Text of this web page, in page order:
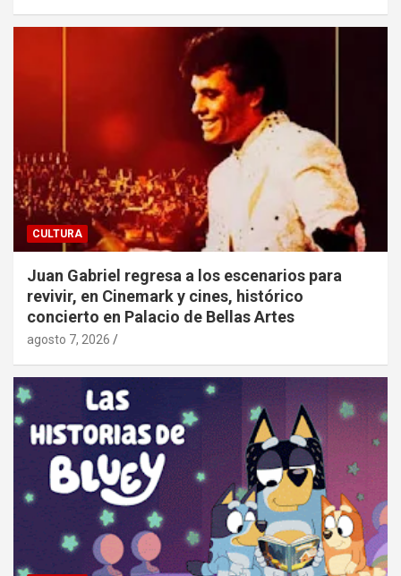
CULTURA
Juan Gabriel regresa a los escenarios para
revivir, en Cinemark y cines, histórico
concierto en Palacio de Bellas Artes
agosto 7, 2026